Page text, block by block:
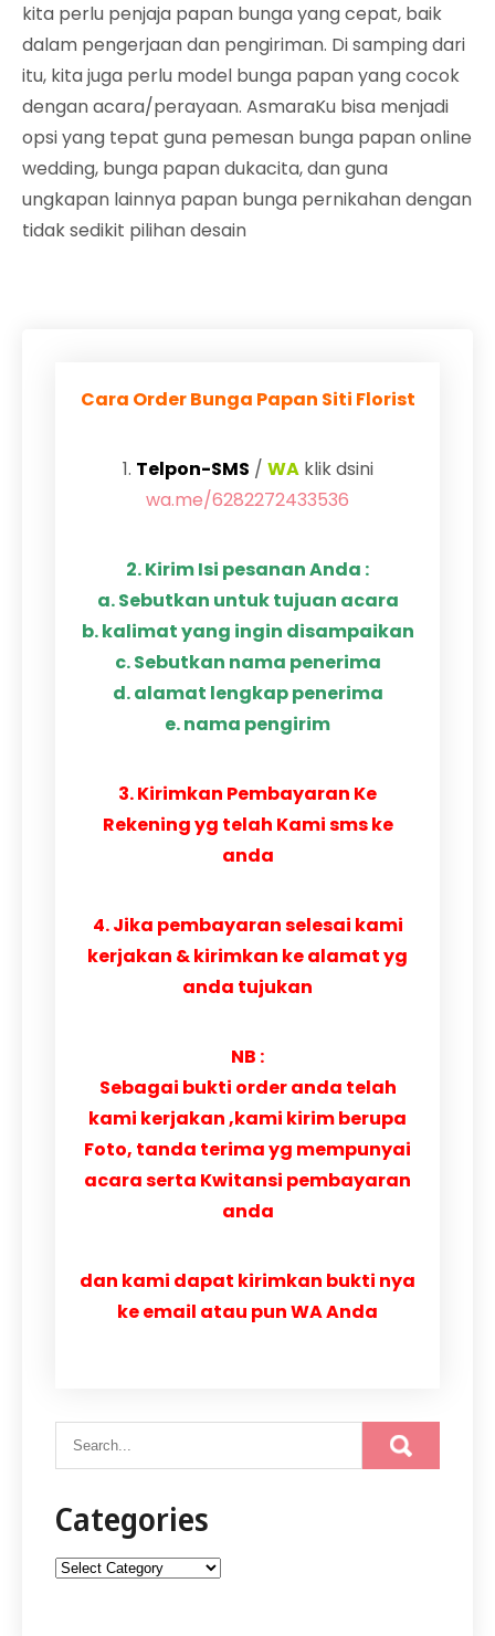
kita perlu penjaja papan bunga yang cepat, baik
dalam pengerjaan dan pengiriman. Di samping dari
itu, kita juga perlu model bunga papan yang cocok
dengan acara/perayaan. AsmaraKu bisa menjadi
opsi yang tepat guna pemesan bunga papan online
wedding, bunga papan dukacita, dan guna
ungkapan lainnya papan bunga pernikahan dengan
tidak sedikit pilihan desain
Cara Order Bunga Papan Siti Florist
1. Telpon-SMS / WAklik dsini
wa.me/6282272433536
2. Kirim Isi pesanan Anda :
a. Sebutkan untuk tujuan acara
b. kalimat yang ingin disampaikan
c. Sebutkan nama penerima
d. alamat lengkap penerima
e. nama pengirim
3. Kirimkan Pembayaran Ke
Rekening yg telah Kami sms ke
anda
4. Jika pembayaran selesai kami
kerjakan & kirimkan ke alamat yg
anda tujukan
NB :
Sebagai bukti order anda telah
kami kerjakan ,kami kirim berupa
Foto, tanda terima yg mempunyai
acara serta Kwitansi pembayaran
anda
dan kami dapat kirimkan bukti nya
ke email atau pun WA Anda
Categories
Categories